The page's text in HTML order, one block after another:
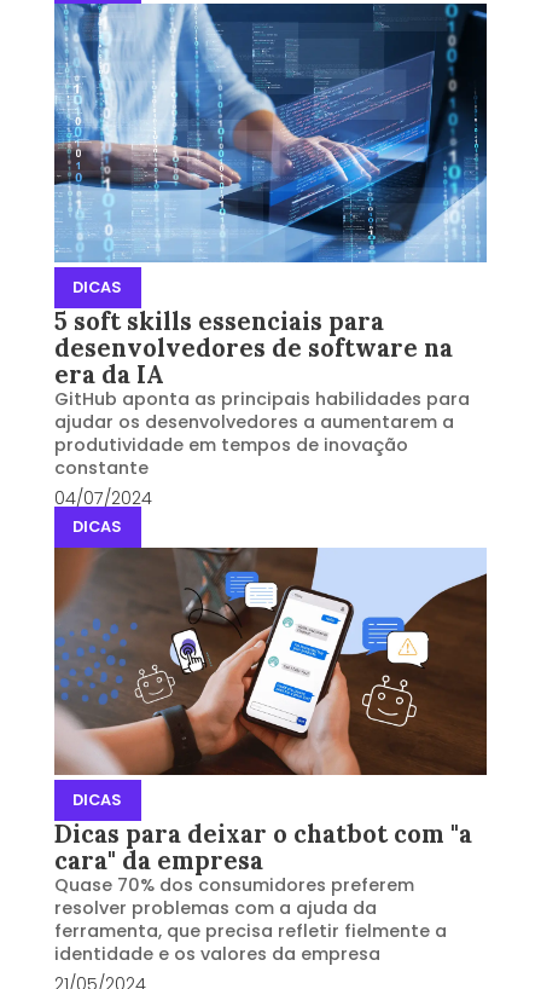
DICAS
5 soft skills essenciais para
desenvolvedores de software na
era da IA
GitHub aponta as principais habilidades para
ajudar os desenvolvedores a aumentarem a
produtividade em tempos de inovação
constante
04/07/2024
DICAS
DICAS
Dicas para deixar o chatbot com "a
cara" da empresa
Quase 70% dos consumidores preferem
resolver problemas com a ajuda da
ferramenta, que precisa refletir fielmente a
identidade e os valores da empresa